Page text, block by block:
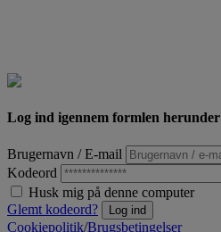
Log ind igennem formlen herunder
Brugernavn / E-mail
Kodeord
Husk mig på denne computer
Glemt kodeord?
Log ind
Cookiepolitik/Brugsbetingelser